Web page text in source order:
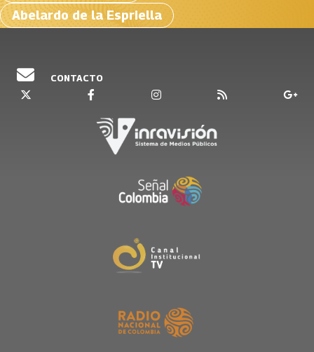
Abelardo de la Espriella
CONTACTO